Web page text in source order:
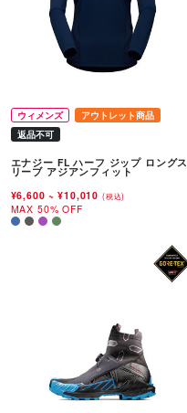
ウィメンズ
アウトレット商品
返品不可
エナジー FL ハーフ ジップ ロングス
リーブ アジアンフィット
¥6,600~ ¥10,010 (税込)
MAX 50% OFF